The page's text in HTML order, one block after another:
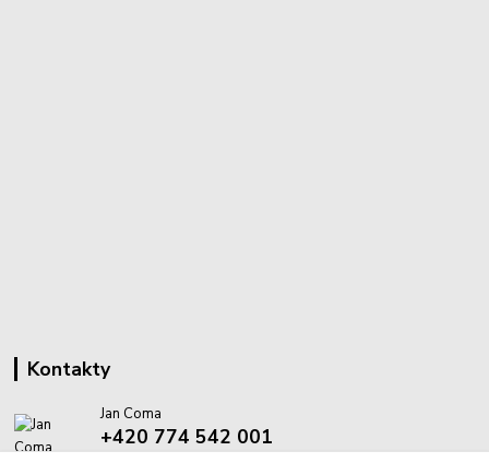
Kontakty
Jan Coma
+420 774 542 001